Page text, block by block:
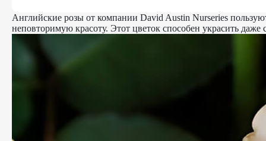
Английские розы от компании David Austin Nurseries
неповторимую красоту. Этот цветок способен украсить